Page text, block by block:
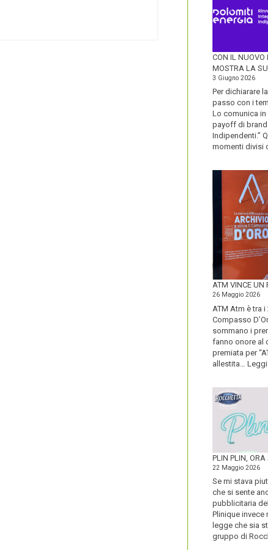
CON IL NUOVO
MOSTRA LA
3 Giugno 2026
Per dichiarare
passo con i
Lo comunica
payoff di brand
Indipendenti.”
momenti divisi
ATM VINCE UN
26 Maggio 2026
ATM Atm è tra
Compasso
sommano i
fanno onore al
premiata per
allestita…
PLIN PLIN,
22 Maggio 2026
Se mi stava
che si sente
pubblicitaria
Plinique invece
legge che sia
gruppo di